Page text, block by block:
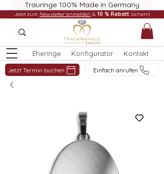
Trauringe 100% Made in Germany
Eheringe Konfigurator Kontakt
Jetzt Termin buchen Einfach anrufen
Jetzt zum Newsletter anmelden & 10 % Rabatt sichern!